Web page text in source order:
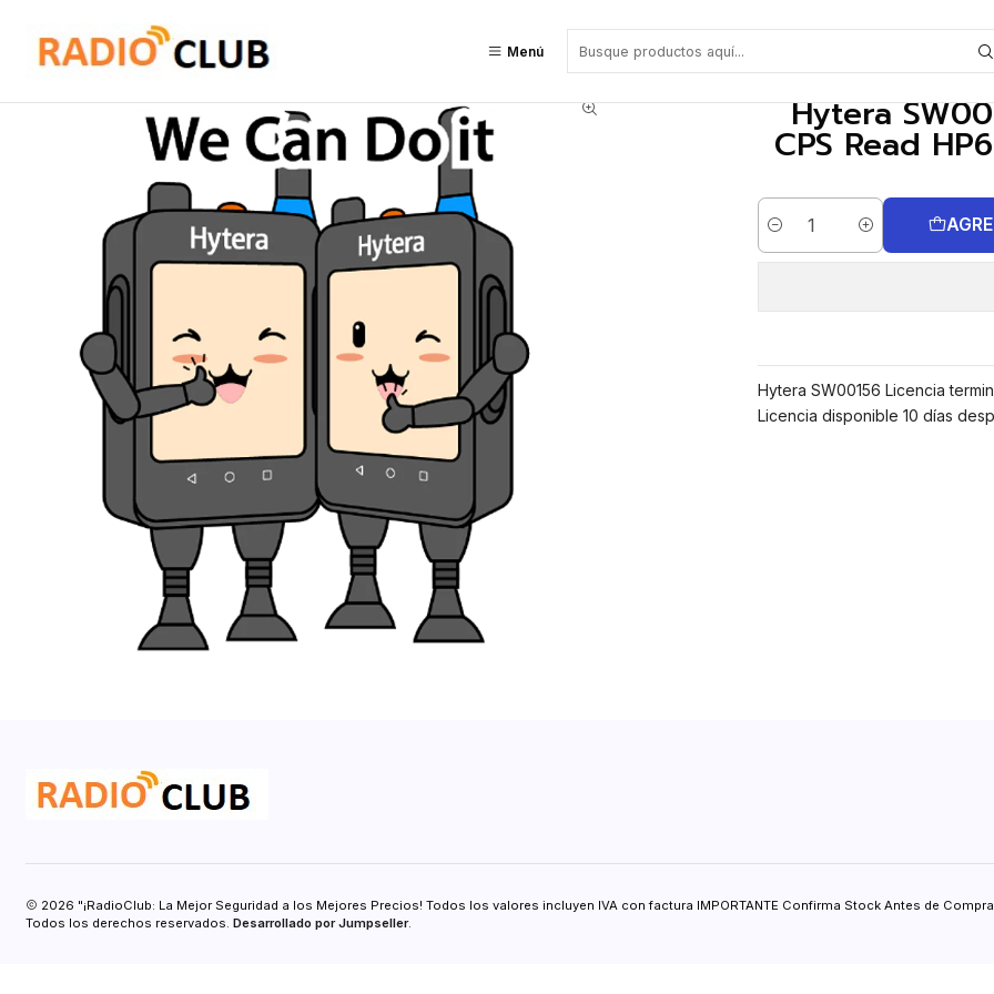
Menú
Software o Licencia
Hytera
CPS Read
Cantidad
Hytera SW00156 Licencia
Licencia disponible 10 días
2026 "¡RadioClub: La Mejor Seguridad a los Mejores Precios! Todos los valores incluyen IVA con factura IMPORTANTE Confirma Stock Antes de
Todos los derechos reservados. Desarrollado por Jumpseller.